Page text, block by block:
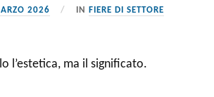
2026 IN FIERE DI SETTORE
l’estetica, ma il significato.